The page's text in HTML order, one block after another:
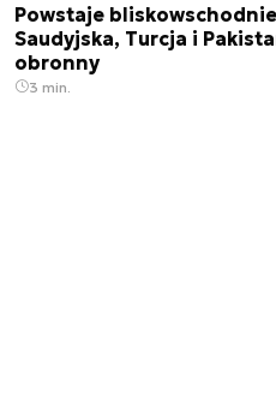
Powstaje
Saudyjska, Turcja i
obronny
3 min.